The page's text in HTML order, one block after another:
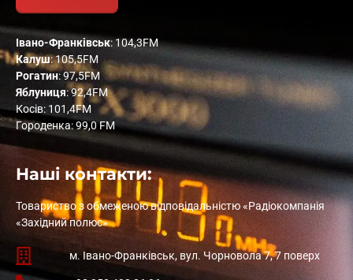
Івано-Франківськ: 104,3FM
Калуш: 105,5FM
Рогатин: 97,5FM
Яблуниця: 92,4FM
Косів: 101,4FM
Городенка: 99,0 FM
Наші контакти:
Товариство з обмеженою відповідальністю «Радіокомпанія
«Західний полюс»
м. Івано-Франківськ, вул. Чорновола 7, 7 поверх